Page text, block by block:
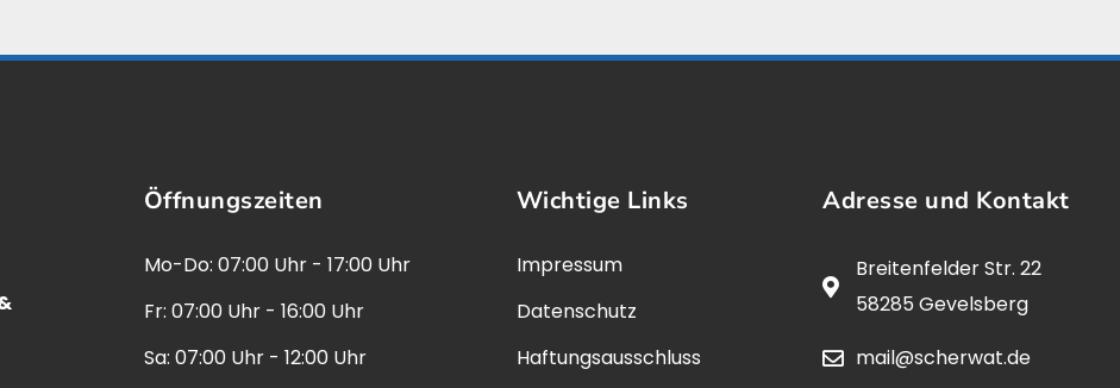
Öffnungszeiten
Mo-Do: 07:00 Uhr - 17:00 Uhr
Fr: 07:00 Uhr - 16:00 Uhr
Sa: 07:00 Uhr - 12:00 Uhr
Wichtige Links
Impressum
Datenschutz
Haftungsausschluss
Adresse und Kontakt
Breitenfelder Str. 22
58285 Gevelsberg
mail@scherwat.de